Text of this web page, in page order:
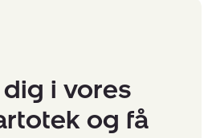
i vores
og få